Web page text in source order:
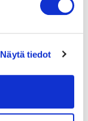
Näytä tiedot